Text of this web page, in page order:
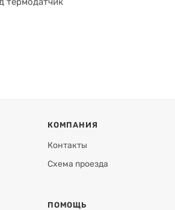
КОМПАНИЯ
Контакты
Схема проезда
ПОМОЩЬ